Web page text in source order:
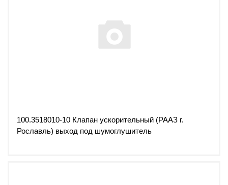
100.3518010-10 Клапан ускорительный (РААЗ г.
Рославль) выход под шумоглушитель